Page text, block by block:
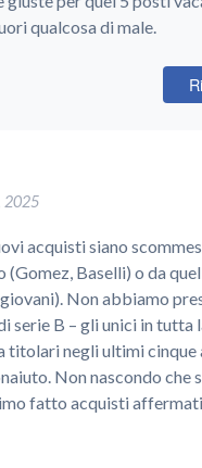
qualcosa di male.
2025
acquisti siano
(Gomez, Baselli) o da
giovani). Non abbiamo
serie B – gli unici in tutta
titolari negli ultimi cinque
Non nascondo che
fatto acquisti